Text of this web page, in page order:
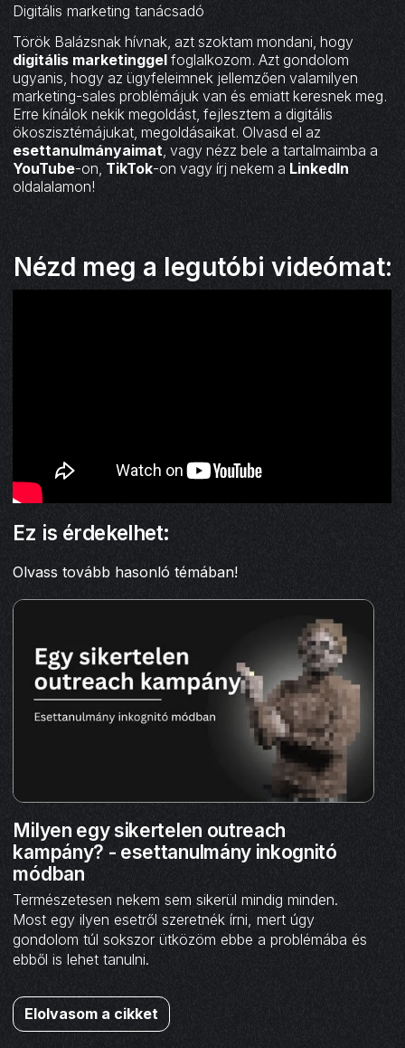
Digitális marketing tanácsadó
Török Balázsnak hívnak, azt szoktam mondani, hogy
digitális marketinggel foglalkozom. Azt gondolom
ugyanis, hogy az ügyfeleimnek jellemzően valamilyen
marketing-sales problémájuk van és emiatt keresnek meg.
Erre kínálok nekik megoldást, fejlesztem a digitális
ökoszisztémájukat, megoldásaikat. Olvasd el az
esettanulmányaimat, vagy nézz bele a tartalmaimba a
YouTube-on, TikTok-on vagy írj nekem a LinkedIn
oldalalamon!
Nézd meg a legutóbi videómat:
Ez is érdekelhet:
Olvass tovább hasonló témában!
Milyen egy sikertelen outreach
kampány? - esettanulmány inkognitó
módban
Természetesen nekem sem sikerül mindig minden.
Most egy ilyen esetről szeretnék írni, mert úgy
gondolom túl sokszor ütközöm ebbe a problémába és
ebből is lehet tanulni.
Elolvasom a cikket